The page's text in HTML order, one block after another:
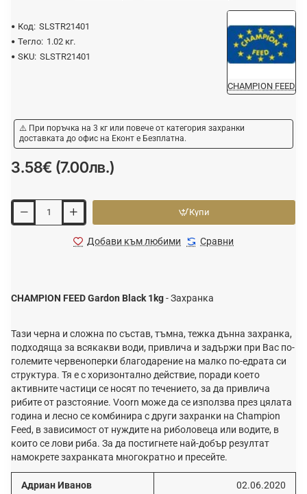
Код: SLSTR21401
Тегло: 1.02 кг.
SKU: SLSTR21401
CHAMPION FEED
⚠️ При поръчка на 3 кг или повече от категория захранки
доставката до офис на Еконт е Безплатна.
3.58€ (7.00лв.)
Купи
Добави към любими Сравни
CHAMPION FEED Gardon Black 1kg- Захранка
Тази черна и сложна по състав, тъмна, тежка дънна захранка,
подходяща за всякакви води, привлича и задържи при Вас по-
големите червеноперки благодарение на малко по-едрата си
структура. Тя е с хоризонтално действие, поради което
активните частици се носят по течението, за да привлича
рибите от разстояние. Voorn може да се използва през цялата
година и лесно се комбинира с други захранки на Champion
Feed, в зависимост от нуждите на риболовеца или водите, в
които се лови риба. За да постигнете най-добър резултат
намокрете захранката многократно и пресейте.
Адриан Иванов 02.06.2020